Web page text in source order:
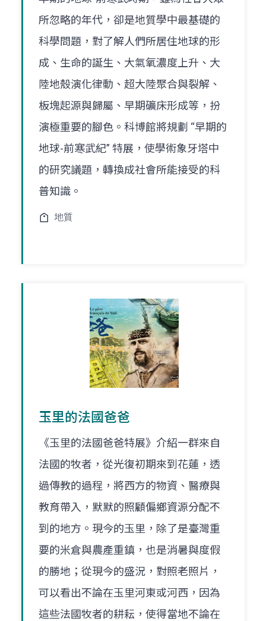
所忽略的年代，卻是地質學中最基礎的
科學問題，對了解人們所居住地球的形
成、生命的誕生、大氣氧濃度上升、大
陸地殼演化律動、超大陸聚合與裂解、
板塊起源與歸屬、早期礦床形成等，扮
演極重要的腳色。科博館將規劃 “早期的
地球-前寒武紀” 特展，使學術象牙塔中
的研究議題，轉換成社會所能接受的科
普知識。
地質
玉里的法國爸爸
《玉里的法國爸爸特展》介紹一群來自
法國的牧者，從光復初期來到花蓮，透
過傳教的過程，將西方的物資、醫療與
教育帶入，默默的照顧偏鄉資源分配不
到的地方。現今的玉里，除了是臺灣重
要的米倉與農產重鎮，也是消暑與度假
的勝地；從現今的盛況，對照老照片，
可以看出不論在玉里河東或河西，因為
這些法國牧者的耕耘，使得當地不論在